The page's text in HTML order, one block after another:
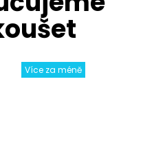
Více za méně